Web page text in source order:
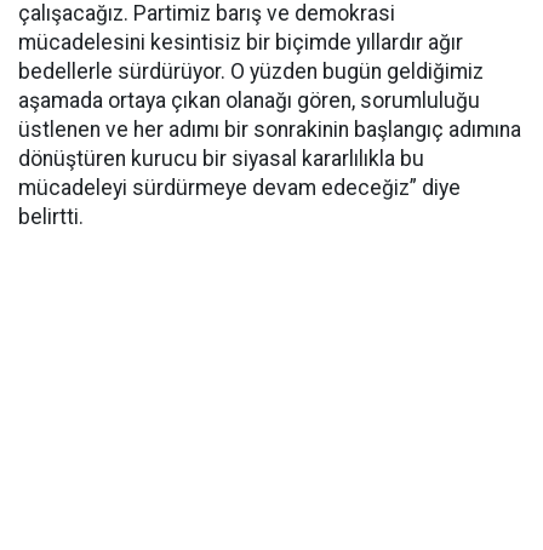
çalışacağız. Partimiz barış ve demokrasi
mücadelesini kesintisiz bir biçimde yıllardır ağır
bedellerle sürdürüyor. O yüzden bugün geldiğimiz
aşamada ortaya çıkan olanağı gören, sorumluluğu
üstlenen ve her adımı bir sonrakinin başlangıç adımına
dönüştüren kurucu bir siyasal kararlılıkla bu
mücadeleyi sürdürmeye devam edeceğiz” diye
belirtti.